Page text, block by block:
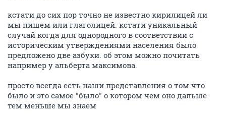
кстати до сих пор точно не известно кирилицей ли
мы пишем или глаголицей. кстати уникальный
случай когда для однородного в соответствии с
историческим утверждениями населения было
предложено две азбуки. об этом можно почитать
например у альберта максимова.
просто всегда есть наши представления о том что
было и это самое "было" о котором чем оно дальше
тем меньше мы знаем